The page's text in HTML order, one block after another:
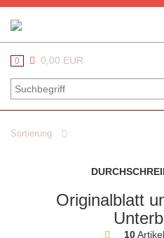
0 0,00 EUR
Sortierung
Originalblatt
10